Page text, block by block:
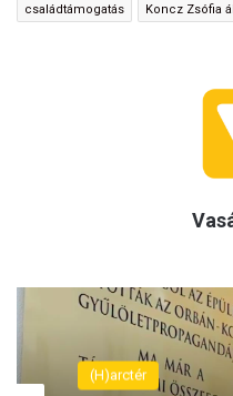
családtámogatás Koncz Zsófia
(H)arctér